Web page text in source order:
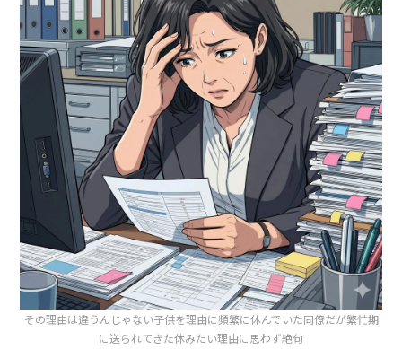
その理由は違うんじゃない子供を理由に頻繁に休んでいた同僚だが繁忙期
に送られてきた休みたい理由に思わず絶句